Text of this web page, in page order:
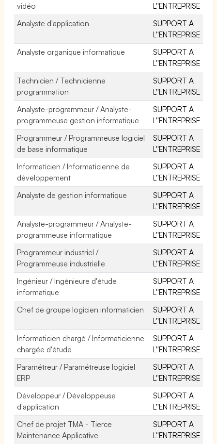
vidéo
L''ENTREPRISE
Analyste d'application
SUPPORT A
L''ENTREPRISE
Analyste organique informatique
SUPPORT A
L''ENTREPRISE
Technicien / Technicienne
programmation
SUPPORT A
L''ENTREPRISE
Analyste-programmeur / Analyste-
programmeuse gestion informatique
SUPPORT A
L''ENTREPRISE
Programmeur / Programmeuse logiciel
de base informatique
SUPPORT A
L''ENTREPRISE
Informaticien / Informaticienne de
développement
SUPPORT A
L''ENTREPRISE
Analyste de gestion informatique
SUPPORT A
L''ENTREPRISE
Analyste-programmeur / Analyste-
programmeuse informatique
SUPPORT A
L''ENTREPRISE
Programmeur industriel /
Programmeuse industrielle
SUPPORT A
L''ENTREPRISE
Ingénieur / Ingénieure d'étude
informatique
SUPPORT A
L''ENTREPRISE
Chef de groupe logicien informaticien
SUPPORT A
L''ENTREPRISE
Informaticien chargé / Informaticienne
chargée d'étude
SUPPORT A
L''ENTREPRISE
Paramétreur / Paramétreuse logiciel
ERP
SUPPORT A
L''ENTREPRISE
Développeur / Développeuse
d'application
SUPPORT A
L''ENTREPRISE
Chef de projet TMA - Tierce
Maintenance Applicative
SUPPORT A
L''ENTREPRISE